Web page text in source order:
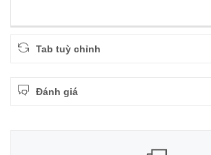
Tab tuỳ chỉnh
Đánh giá